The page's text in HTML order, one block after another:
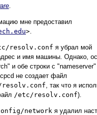
мне предоставил
>
resolv.conf я убрал мой
и имя машины. Однако,
и обе строки с "nameserver"
не создает файл
resolv.conf , так что я
/etc/resolv.conf).
network я удалил